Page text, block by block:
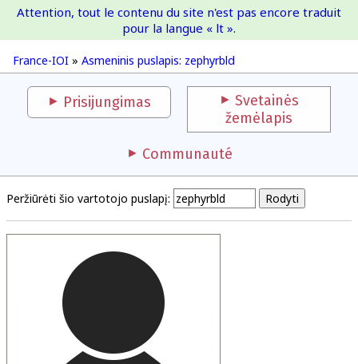
France-IOI
France-IOI » Asmeninis puslapis: zephyrbld
Attention, tout le contenu du site n'est pas encore traduit
pour la langue « lt ».
Prisijungimas
Svetainės
žemėlapis
Communauté
Peržiūrėti šio vartotojo puslapį: